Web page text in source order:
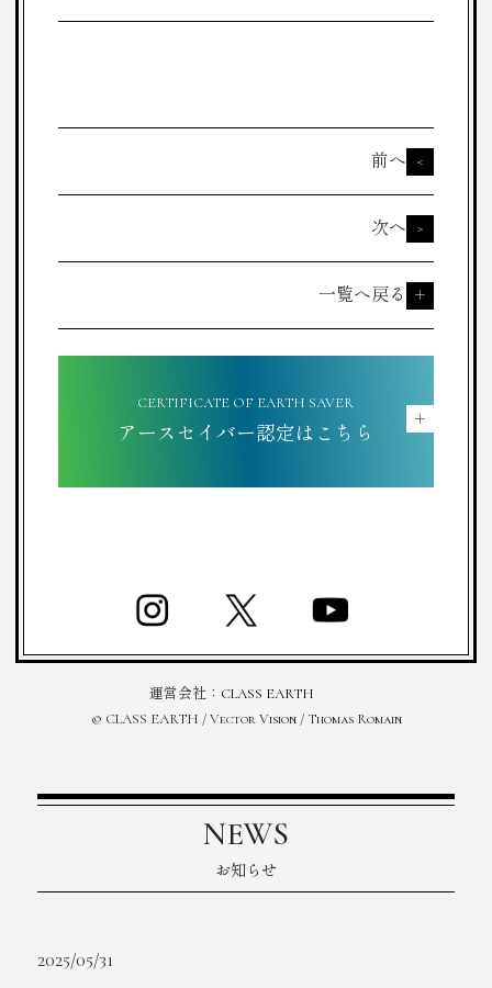
前へ <
次へ >
一覧へ戻る ＋
CERTIFICATE OF EARTH SAVER
アースセイバー認定はこちら
＋
運営会社： CLASS EARTH
© CLASS EARTH / Vector Vision / Thomas Romain
NEWS
お知らせ
2025/05/31